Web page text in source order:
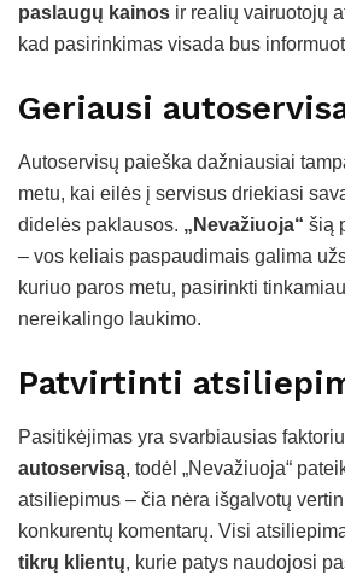
paslaugų kainos ir realių vairuotojų
kad pasirinkimas visada bus
Geriausi
Autoservisų paieška dažniausiai
metu, kai eilės į servisus driekiasi
didelės paklausos. „Nevažiuoja“ šią
– vos keliais paspaudimais galima
kuriuo paros metu, pasirinkti
nereikalingo laukimo.
Patvirtinti
Pasitikėjimas yra svarbiausias
autoservisą, todėl „Nevažiuoja“
atsiliepimus – čia nėra išgalvotų
konkurentų komentarų. Visi
tikrų klientų, kurie patys naudojosi